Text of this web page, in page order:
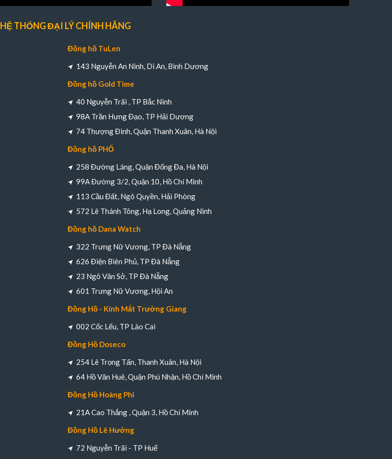
HỆ THỐNG ĐẠI LÝ CHÍNH HÃNG
Đồng hồ TuLen
143 Nguyễn An Ninh, Di An, Bình Dương
Đồng hồ Gold Time
40 Nguyễn Trãi , TP Bắc Ninh
98A Trần Hưng Đạo, TP Hải Dương
74 Thượng Đình, Quận Thanh Xuân, Hà Nội
Đồng hồ PHỐ
258 Đường Láng, Quận Đống Đa, Hà Nội
99A Đường 3/2, Quận 10, Hồ Chí Minh
113 Cầu Đất, Ngô Quyền, Hải Phòng
572 Lê Thánh Tông, Hạ Long, Quảng Ninh
Đồng hồ Dana Watch
322 Trưng Nữ Vương, TP Đà Nẵng
626 Điện Biên Phủ, TP Đà Nẵng
23 Ngô Văn Sở, TP Đà Nẵng
601 Trưng Nữ Vương, Hội An
Đồng Hồ - Kính Mắt Trường Giang
002 Cốc Lếu, TP Lào Cai
Đồng Hồ Doseco
254 Lê Trọng Tấn, Thanh Xuân, Hà Nội
64 Hồ Văn Huê, Quận Phú Nhận, Hồ Chí Minh
Đồng Hồ Hoàng Phi
21A Cao Thắng , Quận 3, Hồ Chí Minh
Đồng Hồ Lê Hướng
72 Nguyễn Trãi - TP Huế